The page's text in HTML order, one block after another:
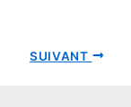
SUIVANT